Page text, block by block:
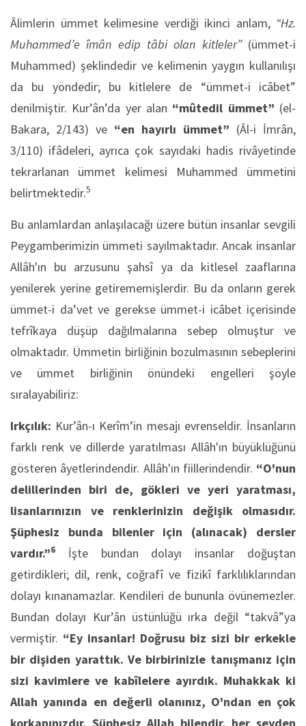
Âlimlerin ümmet kelimesine verdiği ikinci anlam, “Hz.
Muhammed’e îmân edip tâbi olan kitleler”(ümmet-i
Muhammed) şeklindedir ve kelimenin yaygın kullanılışı
da bu yöndedir; bu kitlelere de “ümmet-i icâbet”
denilmiştir. Kur’ân’da yer alan “mûtedil ümmet” (el-
Bakara, 2/143) ve “en hayırlı ümmet” (Âl-i İmrân,
3/110) ifâdeleri, ayrıca çok sayıdaki hadis rivâyetinde
tekrarlanan ümmet kelimesi Muhammed ümmetini
belirtmektedir.5
Bu anlamlardan anlaşılacağı üzere bütün insanlar sevgili
Peygamberimizin ümmeti sayılmaktadır. Ancak insanlar
Allâh'ın bu arzusunu şahsî ya da kitlesel zaaflarına
yenilerek yerine getirememişlerdir. Bu da onların gerek
ümmet-i da’vet ve gerekse ümmet-i icâbet içerisinde
tefrîkaya düşüp dağılmalarına sebep olmuştur ve
olmaktadır. Ümmetin birliğinin bozulmasının sebeplerini
ve ümmet birliğinin önündeki engelleri şöyle
sıralayabiliriz:
Irkçılık: Kur’ân-ı Kerîm’in mesajı evrenseldir. İnsanların
farklı renk ve dillerde yaratılması Allâh'ın büyüklüğünü
gösteren âyetlerindendir. Allâh'ın fiillerindendir. “O'nun
delillerinden biri de, gökleri ve yeri yaratması,
lisanlarınızın ve renklerinizin değişik olmasıdır.
Şüphesiz bunda bilenler için (alınacak) dersler
vardır.”6
İşte bundan dolayı insanlar doğuştan
getirdikleri; dil, renk, coğrafî ve fizikî farklılıklarından
dolayı kınanamazlar. Kendileri de bununla övünemezler.
Bundan dolayı Kur’ân üstünlüğü ırka değil “takvâ”ya
vermiştir. “Ey insanlar! Doğrusu biz sizi bir erkekle
bir dişiden yarattık. Ve birbirinizle tanışmanız için
sizi kavimlere ve kabîlelere ayırdık. Muhakkak ki
Allah yanında en değerli olanınız, O'ndan en çok
korkanınızdır. Şüphesiz Allah bilendir, her şeyden